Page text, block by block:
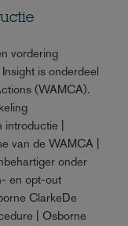
vordering
is onderdeel
(WAMCA).
|
van de WAMCA |
onder
en opt-out
ClarkeDe
| Osborne